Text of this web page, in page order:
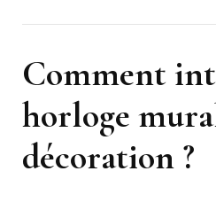
Comment
horloge
décoration ?